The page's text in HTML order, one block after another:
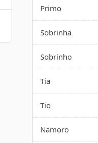
Primo
Sobrinha
Sobrinho
Tia
Tio
Namoro